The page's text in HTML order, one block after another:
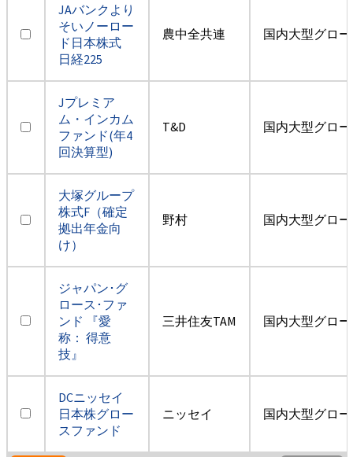
JAバンクより
そいノーロー
ド日本株式
日経225
農中全共連 国内大型グロ
Jプレミア
ム・インカム
ファンド(年4
回決算型)
T&D 国内大型グロ
大塚グループ
株式F（確定
拠出年金向
け）
野村 国内大型グロ
ジャパン･グ
ロース･ファ
ンド 『愛
称： 得意
技』
三井住友TAM 国内大型グロ
DCニッセイ
日本株グロー
スファンド
ニッセイ 国内大型グロ